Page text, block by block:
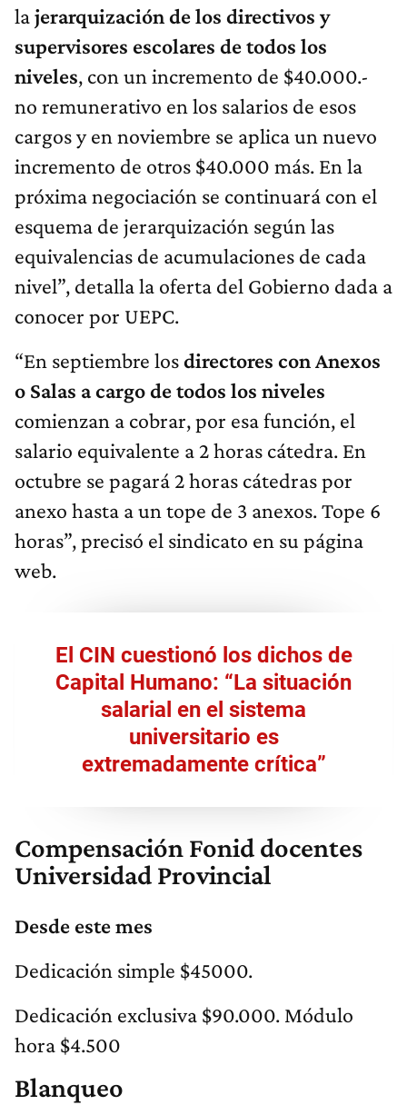
lajerarquización de los directivos y
supervisores escolares de todos los
niveles, con un incremento de $40.000.-
no remunerativo en los salarios de esos
cargos y en noviembre se aplica un nuevo
incremento de otros $40.000 más. En la
próxima negociación se continuará con el
esquema de jerarquización según las
equivalencias de acumulaciones de cada
nivel”, detalla la oferta del Gobierno dada a
conocer por UEPC.
“En septiembre losdirectores con Anexos
o Salas a cargo de todos los niveles
comienzan a cobrar, por esa función, el
salario equivalente a 2 horas cátedra. En
octubre se pagará 2 horas cátedras por
anexo hasta a un tope de 3 anexos. Tope 6
horas”, precisó el sindicato en su página
web.
El CIN cuestionó los dichos de
Capital Humano: “La situación
salarial en el sistema
universitario es
extremadamente crítica”
Compensación Fonid docentes
Universidad Provincial
Desde este mes
Dedicación simple $45000.
Dedicación exclusiva $90.000. Módulo
hora $4.500
Blanqueo